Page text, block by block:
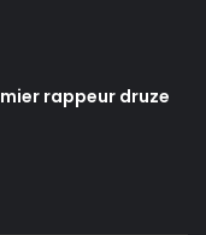
rappeur druze